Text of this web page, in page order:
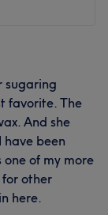
sugaring
favorite. The
And she
been
of my more
other
here.